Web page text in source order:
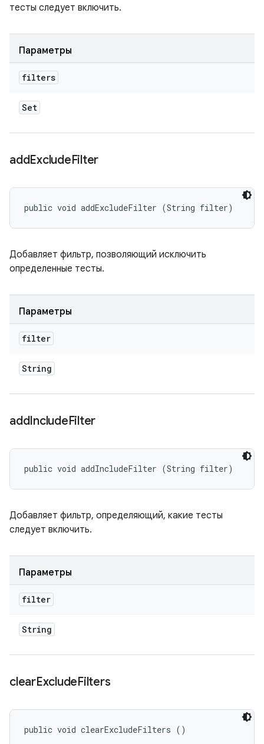
тесты следует включить.
Параметры
filters
Set
addExcludeFilter
public void addExcludeFilter (String filter)
Добавляет фильтр, позволяющий исключить
определенные тесты.
Параметры
filter
String
addIncludeFilter
public void addIncludeFilter (String filter)
Добавляет фильтр, определяющий, какие тесты
следует включить.
Параметры
filter
String
clearExcludeFilters
public void clearExcludeFilters ()